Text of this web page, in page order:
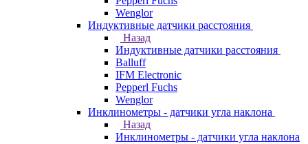
Wenglor
Индуктивные датчики расстояния
Назад
Индуктивные датчики расстояния
Balluff
IFM Electronic
Pepperl Fuchs
Wenglor
Инклинометры - датчики угла наклона
Назад
Инклинометры - датчики угла наклона